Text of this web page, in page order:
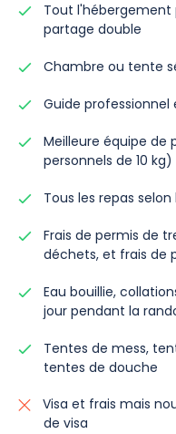
Tout l'hébergement
partage double
Chambre ou tente
Guide
Meilleure équipe de
personnels de 10 kg)
Tous les repas
Frais de permis de
déchets, et frais de
Eau bouillie,
jour pendant la
Tentes de mess,
tentes de douche
Visa et frais mais
de visa